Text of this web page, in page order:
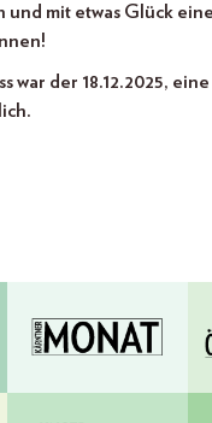
und mit etwas Glück
war der 18.12.2025,